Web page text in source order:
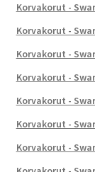
Korvakorut -
Korvakorut -
Korvakorut -
Korvakorut -
Korvakorut -
Korvakorut -
Korvakorut -